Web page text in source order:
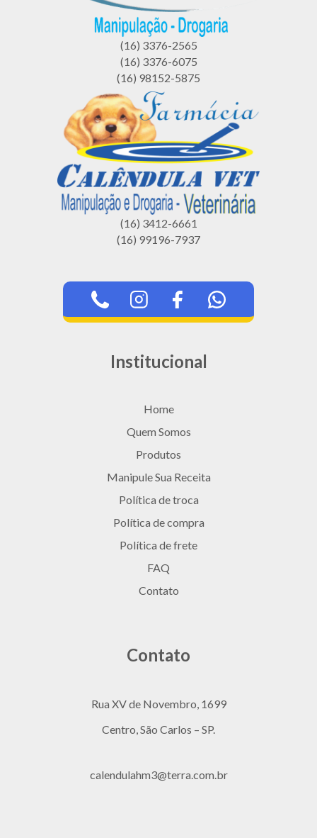
(16) 3376-2565
(16) 3376-6075
(16) 98152-5875
(16) 3412-6661
(16) 99196-7937
Institucional
Home
Quem Somos
Produtos
Manipule Sua Receita
Política de troca
Política de compra
Política de frete
FAQ
Contato
Contato
Rua XV de Novembro, 1699
Centro, São Carlos – SP.
calendulahm3@terra.com.br